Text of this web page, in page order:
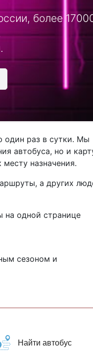
более
один раз в сутки. Мы
автобуса, но и
назначения.
а других
на одной странице
сезоном и
Найти автобус